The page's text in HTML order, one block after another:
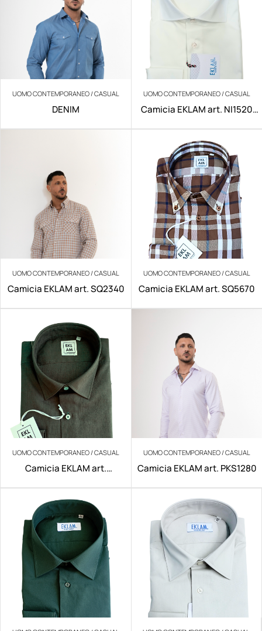
UOMO CONTEMPORANEO / CASUAL
DENIM
UOMO CONTEMPORANEO / CASUAL
Camicia EKLAM art. NI1520
UOMO CONTEMPORANEO / CASUAL
Camicia EKLAM art. SQ2340
UOMO CONTEMPORANEO / CASUAL
Camicia EKLAM art. SQ5670
UOMO CONTEMPORANEO / CASUAL
Camicia EKLAM art.
UOMO CONTEMPORANEO / CASUAL
Camicia EKLAM art. PKS1280